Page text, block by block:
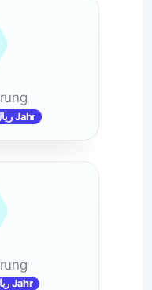
104,640,000 ریال/ 1 Jahr
42,420,000 ریال/ 1 Jahr